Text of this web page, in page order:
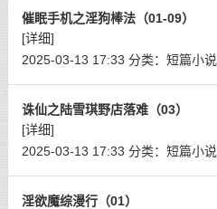
催眠手机之淫狗棒法（01-09）
[详细]
2025-03-13 17:33 分类： 短篇小说
诛仙之陆雪琪野店落难（03）
[详细]
2025-03-13 17:33 分类： 短篇小说
淫欲魔综漫行（01）